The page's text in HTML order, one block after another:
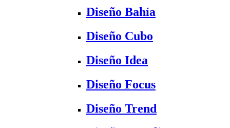
Diseño Bahía
Diseño Cubo
Diseño Idea
Diseño Focus
Diseño Trend